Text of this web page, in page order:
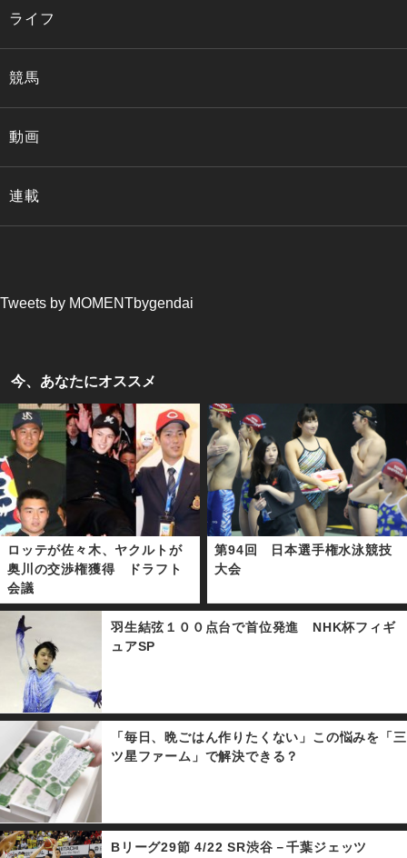
ライフ
競馬
動画
連載
Tweets by MOMENTbygendai
今、あなたにオススメ
ロッテが佐々木、ヤクルトが
奥川の交渉権獲得 ドラフト
会議
第94回 日本選手権水泳競技
大会
羽生結弦１００点台で首位発進 NHK杯フィギ
ュアSP
「毎日、晩ごはん作りたくない」この悩みを「三
ツ星ファーム」で解決できる？
Bリーグ29節 4/22 SR渋谷－千葉ジェッツ